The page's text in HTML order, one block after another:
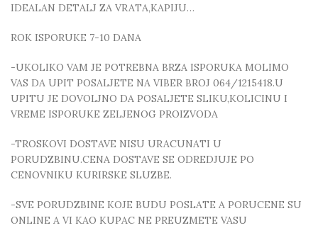
IDEALAN DETALJ ZA VRATA,KAPIJU…
ROK ISPORUKE 7-10 DANA
-UKOLIKO VAM JE POTREBNA BRZA ISPORUKA MOLIMO
VAS DA UPIT POSALJETE NA VIBER BROJ 064/1215418.U
UPITU JE DOVOLJNO DA POSALJETE SLIKU,KOLICINU I
VREME ISPORUKE ZELJENOG PROIZVODA
-TROSKOVI DOSTAVE NISU URACUNATI U
PORUDZBINU.CENA DOSTAVE SE ODREDJUJE PO
CENOVNIKU KURIRSKE SLUZBE.
-SVE PORUDZBINE KOJE BUDU POSLATE A PORUCENE SU
ONLINE A VI KAO KUPAC NE PREUZMETE VASU